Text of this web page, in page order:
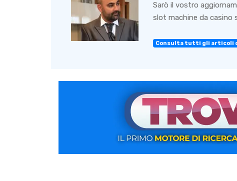
Sarò il vostro
slot machine da casino
Consulta tutti gli articoli